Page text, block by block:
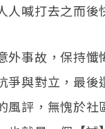
人喊打去之而後
外事故，保持
爭與對立，最
風評，無愧於